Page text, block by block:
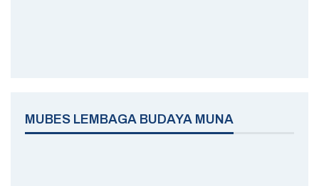
MUBES LEMBAGA BUDAYA MUNA